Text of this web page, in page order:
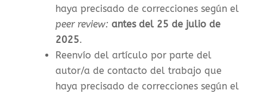
haya precisado de correcciones según el
peer review: antes del 25 de julio de
2025.
Reenvío del artículo por parte del
autor/a de contacto del trabajo que
haya precisado de correcciones según el